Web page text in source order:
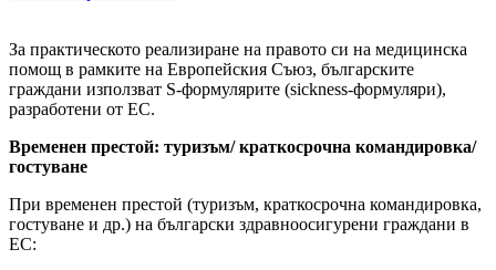
За практическото реализиране на правото си на медицинска
помощ в рамките на Европейския Съюз, българските
граждани използват S-формулярите (sickness-формуляри),
разработени от ЕС.
Временен престой: туризъм/ краткосрочна командировка/
гостуване
При временен престой (туризъм, краткосрочна командировка,
гостуване и др.) на български здравноосигурени граждани в
ЕС: